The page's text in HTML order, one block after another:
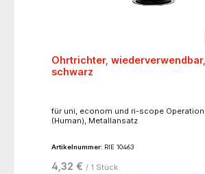
Ohrtrichter,
schwarz
für uni, econom und ri-scope
(Human), Metallansatz
Artikelnummer: RIE 10463
4,32 € / 1 Stück